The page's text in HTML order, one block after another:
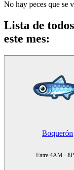
No hay peces que se
Lista de
este mes:
Boquerón
Entre 4AM -